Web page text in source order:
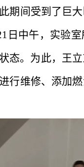
期间受到了巨
日中午，实验
态。为此，王
行维修、添加